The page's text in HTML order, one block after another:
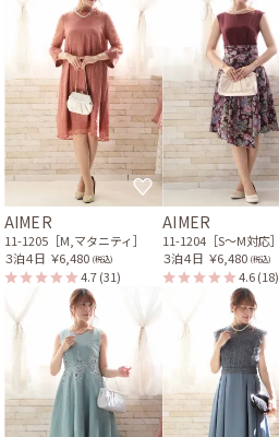
AIMER
11-1205［M,マタニティ］
３泊４日 ￥6,480 (税込)
4.7(31)
AIMER
11-1204［S〜M対応］
３泊４日 ￥6,480 (税込)
4.6(18)